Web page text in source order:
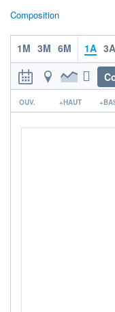
CATÉGORIE
Obligations EUR
Privés
FONDS
TARIFS
ÉLIGIBILITÉ
PEA PEA-PME
Composition
1M 3M 6M 1A 3A
r
OUV. +HAUT